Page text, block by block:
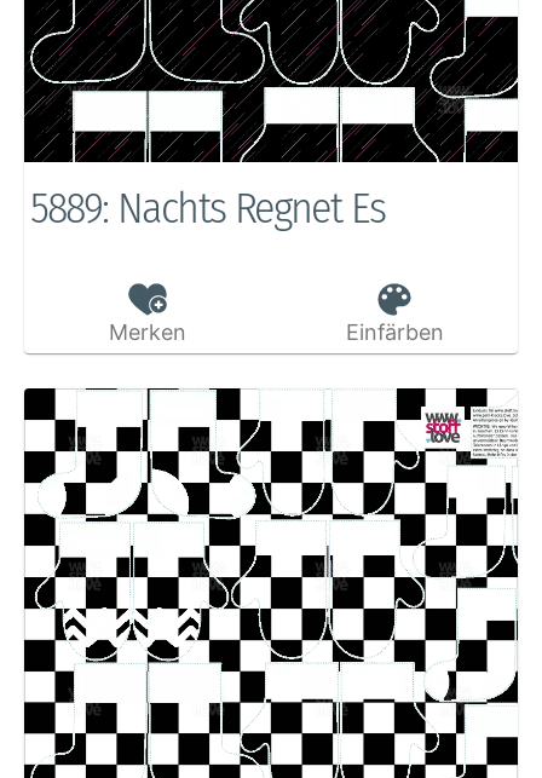
5889: Nachts Regnet Es
Merken Einfärben